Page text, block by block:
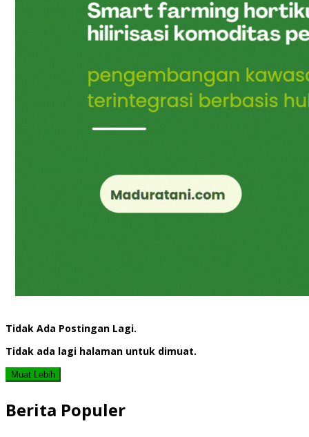
Tidak Ada Postingan Lagi.
Tidak ada lagi halaman untuk dimuat.
Muat Lebih
Berita Populer